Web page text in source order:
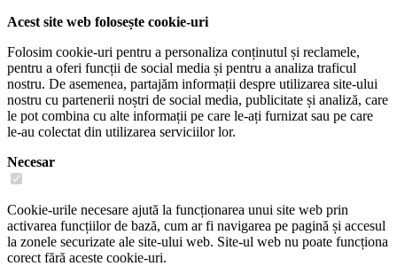
Acest site web folosește cookie-uri
Folosim cookie-uri pentru a personaliza conținutul și reclamele,
pentru a oferi funcții de social media și pentru a analiza traficul
nostru. De asemenea, partajăm informații despre utilizarea site-ului
nostru cu partenerii noștri de social media, publicitate și analiză, care
le pot combina cu alte informații pe care le-ați furnizat sau pe care
le-au colectat din utilizarea serviciilor lor.
Necesar
Cookie-urile necesare ajută la funcționarea unui site web prin
activarea funcțiilor de bază, cum ar fi navigarea pe pagină și accesul
la zonele securizate ale site-ului web. Site-ul web nu poate funcționa
corect fără aceste cookie-uri.